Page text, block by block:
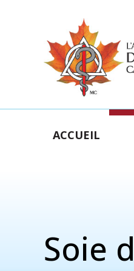
ACCUEIL
Soie